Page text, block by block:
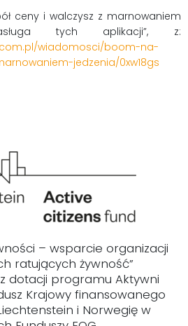
ceny i walczysz z marnowaniem
tych aplikacji”, z:
wiadomosci/boom-na-
jedzenia/0xw18gs
– wsparcie organizacji
ratujących żywność”
dotacji programu Aktywni
Krajowy finansowanego
i Norwegię w